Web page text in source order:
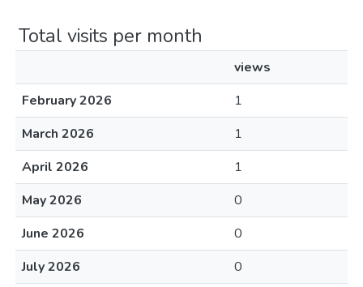
Total visits per month
views
February 2026
1
March 2026
1
April 2026
1
May 2026
0
June 2026
0
July 2026
0